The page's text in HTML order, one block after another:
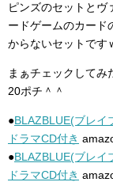
ピンズのセットとヴ
ードゲームのカード
からないセットです
まぁチェックしてみ
20ポチ＾＾
●BLAZBLUE(ブレイ
ドラマCD付き
●BLAZBLUE(ブレイ
ドラマCD付き